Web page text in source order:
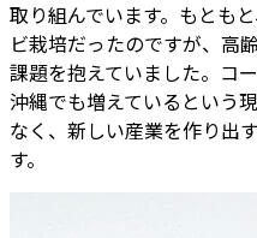
取り組んでいます。もとも
ビ栽培だったのですが、高
課題を抱えていました。コ
沖縄でも増えているという
なく、新しい産業を作り出
す。